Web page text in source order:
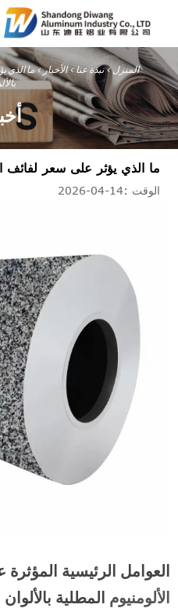
المنزل>نبذة عنا>الأخبار>ما الذي
ما الذي يؤثر على سعر لفائف
الوقت :14-04-2026
العوامل الرئيسية المؤثرة
الألومنيوم المطلية بالألوان